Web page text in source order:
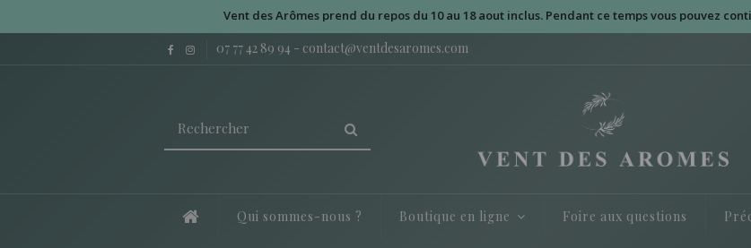
Vent des Arômes prend du repos du 10 au 18 aout inclus. Pendant ce temps vous pouvez
07 77 42 89 94 - contact@ventdesaromes.com
Qui sommes-nous ? Boutique en ligne Foire aux questions